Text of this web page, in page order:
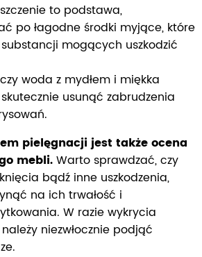
to podstawa,
po łagodne środki myjące, które
mogących uszkodzić
woda z mydłem i miękka
usunąć zabrudzenia
pielęgnacji jest także ocena
mebli.Warto sprawdzać, czy
bądź inne uszkodzenia,
na ich trwałość i
W razie wykrycia
niezwłocznie podjąć